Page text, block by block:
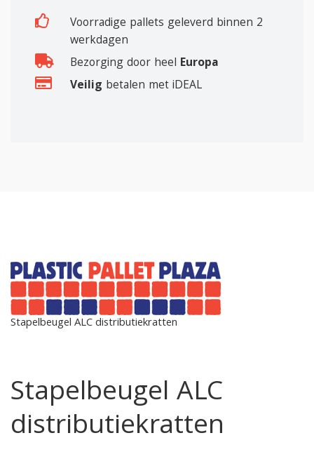
Voorradige pallets geleverd binnen 2
werkdagen
Bezorging door heel Europa
Veilig betalen met iDEAL
Stapelbeugel ALC distributiekratten
Stapelbeugel ALC
distributiekratten